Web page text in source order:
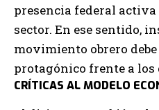
presencia federal activa
sector. En ese sentido,
movimiento obrero
protagónico frente a los
CRÍTICAS AL MODELO